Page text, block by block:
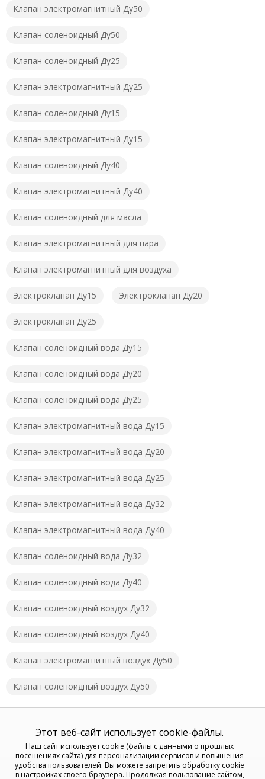
Клапан электромагнитный Ду50
Клапан соленоидный Ду50
Клапан соленоидный Ду25
Клапан электромагнитный Ду25
Клапан соленоидный Ду15
Клапан электромагнитный Ду15
Клапан соленоидный Ду40
Клапан электромагнитный Ду40
Клапан соленоидный для масла
Клапан электромагнитный для пара
Клапан электромагнитный для воздуха
Электроклапан Ду15 Электроклапан Ду20
Электроклапан Ду25
Клапан соленоидный вода Ду15
Клапан соленоидный вода Ду20
Клапан соленоидный вода Ду25
Клапан электромагнитный вода Ду15
Клапан электромагнитный вода Ду20
Клапан электромагнитный вода Ду25
Клапан электромагнитный вода Ду32
Клапан электромагнитный вода Ду40
Клапан соленоидный вода Ду32
Клапан соленоидный вода Ду40
Клапан соленоидный воздух Ду32
Клапан соленоидный воздух Ду40
Клапан электромагнитный воздух Ду50
Клапан соленоидный воздух Ду50
Этот веб-сайт использует cookie-файлы.
Наш сайт использует cookie (файлы с данными о прошлых
посещениях сайта) для персонализации сервисов и повышения
удобства пользователей. Вы можете запретить обработку cookie
в настройках своего браузера. Продолжая пользование сайтом,